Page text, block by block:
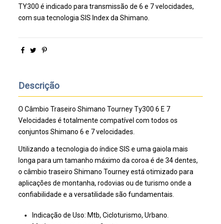
TY300 é indicado para transmissão de 6 e 7 velocidades,
com sua tecnologia SIS Index da Shimano.
Descrição
O Câmbio Traseiro Shimano Tourney Ty300 6 E 7
Velocidades é totalmente compatível com todos os
conjuntos Shimano 6 e 7 velocidades.
Utilizando a tecnologia do índice SIS e uma gaiola mais
longa para um tamanho máximo da coroa é de 34 dentes,
o câmbio traseiro Shimano Tourney está otimizado para
aplicações de montanha, rodovias ou de turismo onde a
confiabilidade e a versatilidade são fundamentais.
Indicação de Uso: Mtb, Cicloturismo, Urbano.